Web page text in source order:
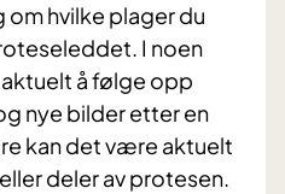
hvilke plager du
I noen
å følge opp
nye bilder etter en
kan det være aktuelt
deler av protesen.